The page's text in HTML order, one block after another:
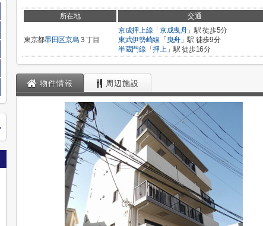
所在地 交通
東京都墨田区京島 ３丁目
京成押上線 「 京成曳舟」駅 徒歩5分
東武伊勢崎線 「 曳舟」駅 徒歩9分
半蔵門線 「押上」駅 徒歩16分
物件情報 周辺施設